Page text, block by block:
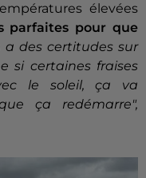
élevées
parfaites pour que
a des certitudes sur
si certaines fraises
le soleil, ça va
ça redémarre",